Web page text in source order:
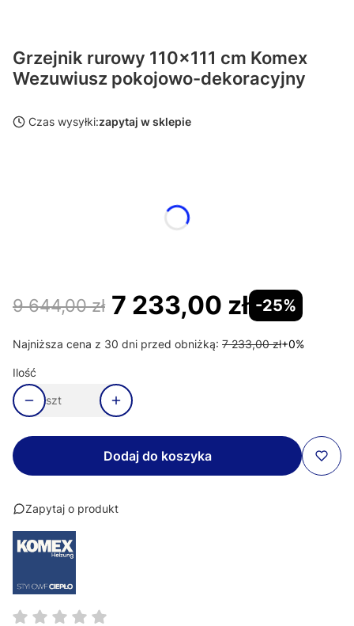
Grzejnik rurowy 110x111 cm Komex
Wezuwiusz pokojowo-dekoracyjny
Czas wysyłki:zapytaj w sklepie
9 644,00 zł 7 233,00 zł -25%
Najniższa cena z 30 dni przed obniżką: 7 233,00 zł+0%
Ilość
szt
Dodaj do koszyka
Zapytaj o produkt